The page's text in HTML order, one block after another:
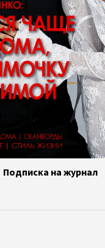
Подписка на журнал